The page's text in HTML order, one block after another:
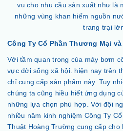
vụ cho nhu cầu sản xuất như là
những vùng khan hiếm nguồn
trang trại
Công Ty Cổ Phần Thương Mại
Với tầm quan trong của máy bơm
vực đời sống xã hội. hiện nay trên
chỉ cung cấp sản phẩm này. Tuy
chúng ta cũng hiều hiết ứng dụng
những lựa chọn phù hợp. Với đội
nhiều năm kinh nghiệm Công Ty
Thuật Hoàng Trường cung cấp cho